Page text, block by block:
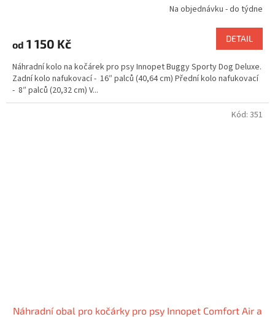
Na objednávku - do týdne
od 1 150 Kč DETAIL
Náhradní kolo na kočárek pro psy Innopet Buggy Sporty Dog Deluxe.
Zadní kolo nafukovací - 16″ palců (40,64 cm) Přední kolo nafukovací
- 8″ palců (20,32 cm) V...
Náhradní obal pro kočárky pro psy Innopet Comfort Air a
Kód: 351